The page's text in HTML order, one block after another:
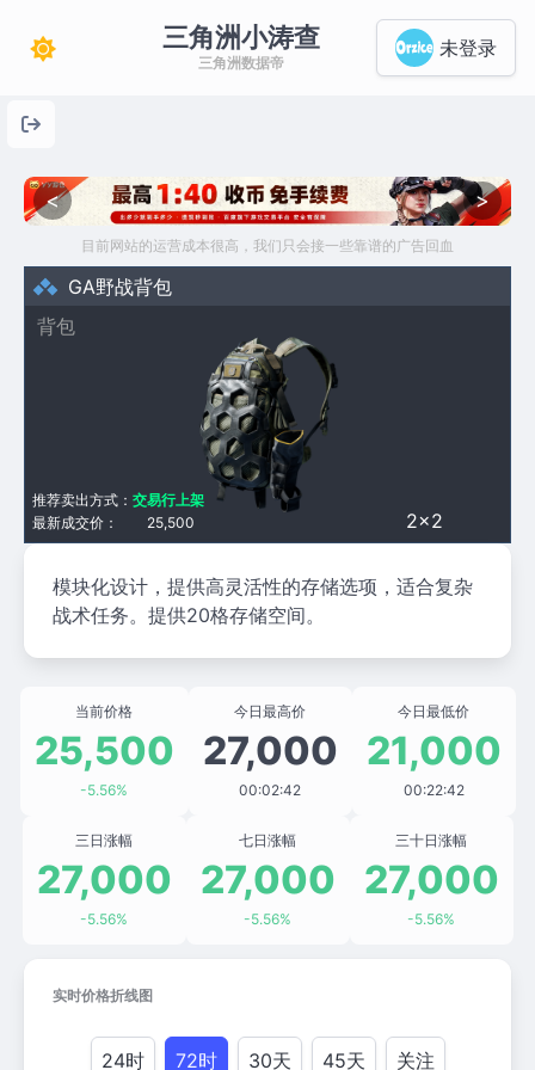
三角洲小涛查
三角洲数据帝
未登录
< >
目前网站的运营成本很高，我们只会接一些靠谱的广告回血
GA野战背包
背包
2×2
最新成交价： 25,500
推荐卖出方式： 交易行上架
模块化设计，提供高灵活性的存储选项，适合复杂
战术任务。提供20格存储空间。
当前价格
25,500
-5.56%
今日最高价
27,000
00:02:42
今日最低价
21,000
00:22:42
三日涨幅
27,000
-5.56%
七日涨幅
27,000
-5.56%
三十日涨幅
27,000
-5.56%
实时价格折线图
24时 72时 30天 45天 关注